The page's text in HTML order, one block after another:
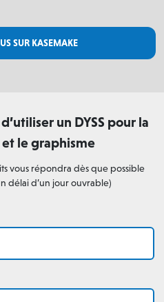
SUR KASEMAKE
un DYSS pour la
le graphisme
vous répondra dès que possible
délai d’un jour ouvrable)